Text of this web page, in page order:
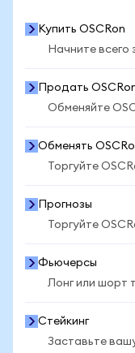
Купить OSCRon
Начните всего
Продать
Обменяйте
Обменять
Торгуйте
Прогнозы
Торгуйте
Фьючерсы
Лонг или шорт
Стейкинг
Заставьте